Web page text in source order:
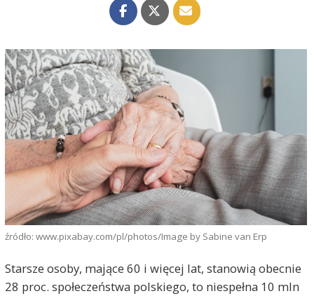
źródło: www.pixabay.com/pl/photos/Image by Sabine van Erp
Starsze osoby, mające 60 i więcej lat, stanowią obecnie
28 proc. społeczeństwa polskiego, to niespełna 10 mln